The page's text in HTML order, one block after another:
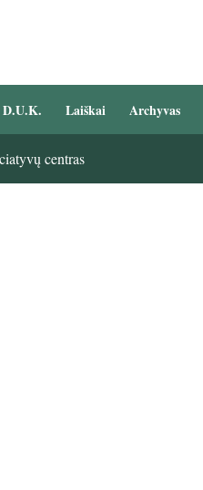
D.U.K. Laiškai Archyvas
centras